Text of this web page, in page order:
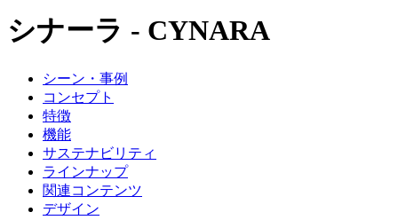
シナーラ - CYNARA
シーン・事例
コンセプト
特徴
機能
サステナビリティ
ラインナップ
関連コンテンツ
デザイン